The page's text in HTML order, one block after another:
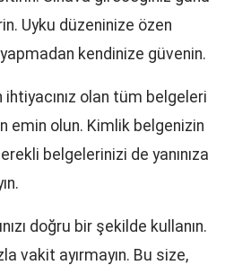
Uyku düzeninize özen
kendinize güvenin.
ihtiyacınız olan tüm belgeleri
emin olun. Kimlik belgenizin
belgelerinizi de yanınıza
doğru bir şekilde kullanın.
vakit ayırmayın. Bu size,